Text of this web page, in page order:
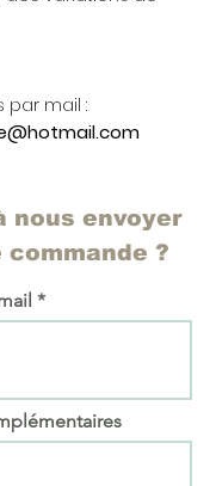
mail :
nous envoyer
commande ?